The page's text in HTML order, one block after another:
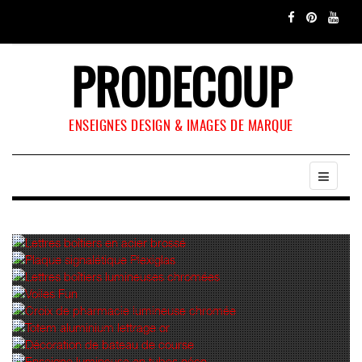
PRODECOUP
ENSEIGNES DESIGN & IMAGES DE MARQUE